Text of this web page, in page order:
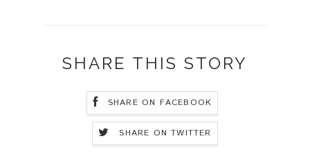
SHARE THIS STORY
SHARE ON FACEBOOK
SHARE ON TWITTER